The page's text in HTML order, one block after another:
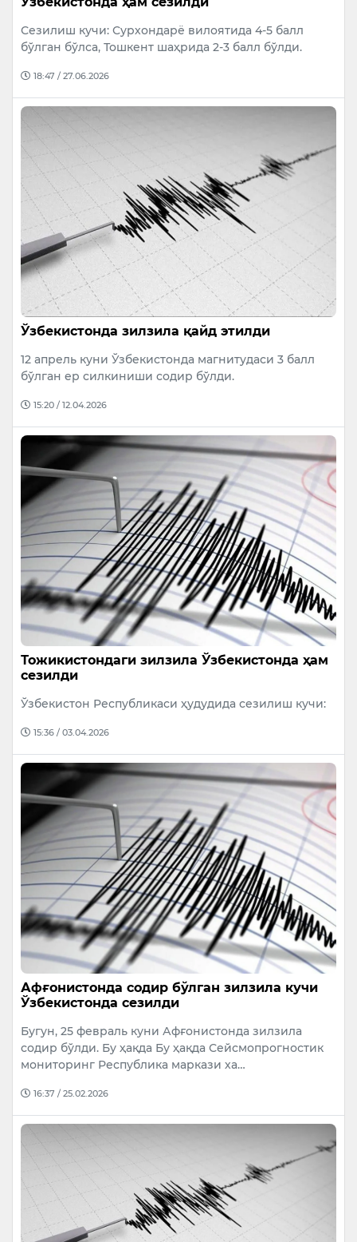
Сезилиш кучи: Сурхондарё вилоятида 4-5 балл
бўлган бўлса, Тошкент шаҳрида 2-3 балл бўлди.
18:47 / 27.06.2026
Ўзбекистонда зилзила қайд этилди
12 апрель куни Ўзбекистонда магнитудаси 3 балл
бўлган ер силкиниши содир бўлди.
15:20 / 12.04.2026
Тожикистондаги зилзила Ўзбекистонда ҳам
сезилди
Ўзбекистон Республикаси ҳудудида сезилиш кучи:
15:36 / 03.04.2026
Афғонистонда содир бўлган зилзила кучи
Ўзбекистонда сезилди
Бугун, 25 февраль куни Афғонистонда зилзила
содир бўлди. Бу ҳақда Бу ҳақда Сейсмопрогностик
мониторинг Республика маркази ха…
16:37 / 25.02.2026